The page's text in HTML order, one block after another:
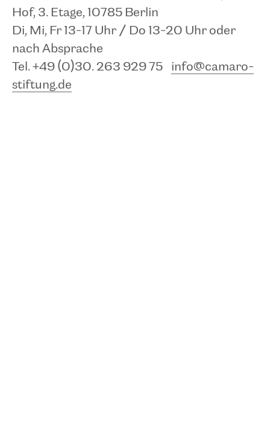
geöffnet, 24. und 31.12. geschlossen.
Schloss Friedenstein
Schlossplatz 1
99867 Gotha
Hof, 3. Etage, 10785 Berlin
Di, Mi, Fr 13-17 Uhr / Do 13-20 Uhr oder
nach Absprache
Tel. +49 (0)30. 263 929 75
info@camaro-
stiftung.de